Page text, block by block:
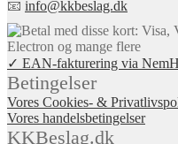
📧 info@kkbeslag.dk
✓ EAN-fakturering via
Betingelser
Vores Cookies- &
Vores handelsbetingelser
KKBeslag.dk